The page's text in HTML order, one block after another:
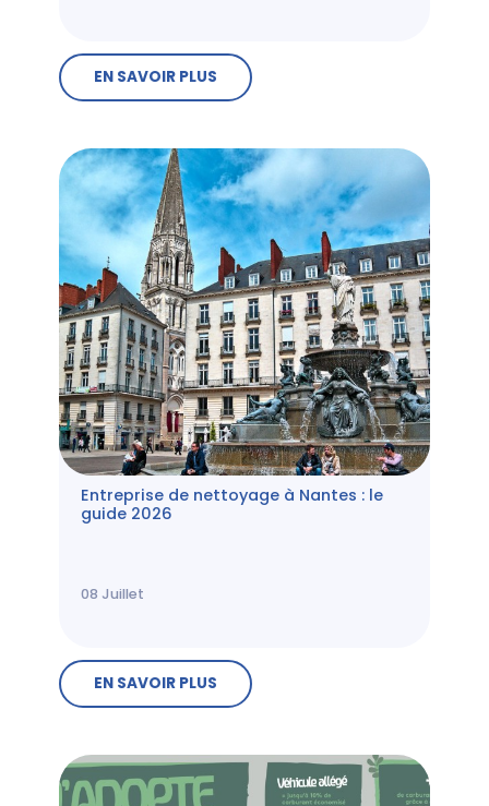
EN SAVOIR PLUS
Entreprise de nettoyage à Nantes : le
guide 2026
08 Juillet
EN SAVOIR PLUS